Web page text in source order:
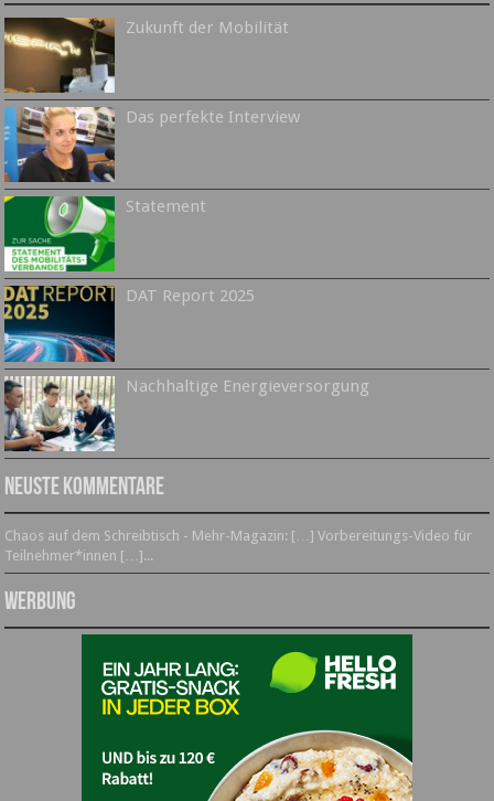
Zukunft der Mobilität
Das perfekte Interview
Statement
DAT Report 2025
Nachhaltige Energieversorgung
Neuste Kommentare
Chaos auf dem Schreibtisch - Mehr-Magazin: […] Vorbereitungs-Video für
Teilnehmer*innen […]...
Werbung